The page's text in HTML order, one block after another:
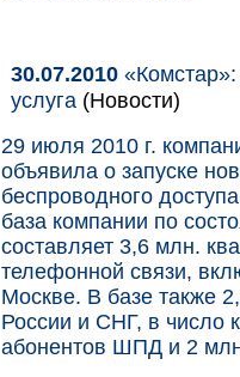
30.07.2010
услуга (Новости)
29 июля 2010 г.
объявила о запуске
беспроводного
база компании по
составляет 3,6 млн.
телефонной связи,
Москве. В базе также
России и СНГ, в число
абонентов ШПД и 2